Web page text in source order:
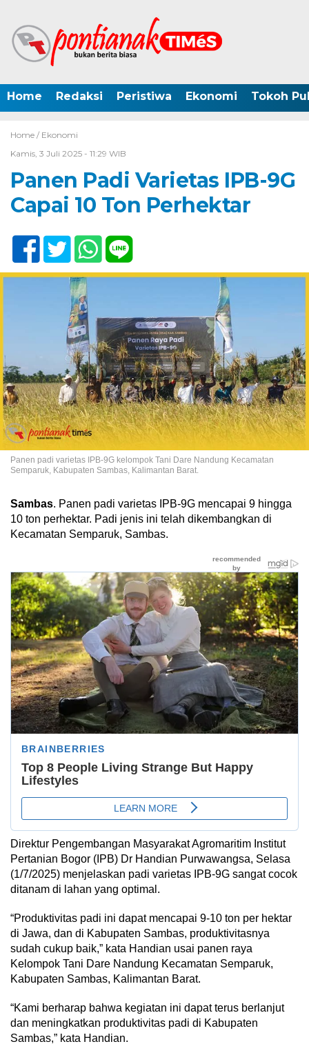
Home Redaksi Peristiwa Ekonomi Tokoh
Home / Ekonomi
Kamis, 3 Juli 2025 - 11:29 WIB
Panen Padi Varietas IPB-9G
Capai 10 Ton Perhektar
Panen padi varietas IPB-9G kelompok Tani Dare Nandung Kecamatan
Semparuk, Kabupaten Sambas, Kalimantan Barat.
Sambas. Panen padi varietas IPB-9G mencapai 9 hingga
10 ton perhektar. Padi jenis ini telah dikembangkan di
Kecamatan Semparuk, Sambas.
Direktur Pengembangan Masyarakat Agromaritim Institut
Pertanian Bogor (IPB) Dr Handian Purwawangsa, Selasa
(1/7/2025) menjelaskan padi varietas IPB-9G sangat cocok
ditanam di lahan yang optimal.
“Produktivitas padi ini dapat mencapai 9-10 ton per hektar
di Jawa, dan di Kabupaten Sambas, produktivitasnya
sudah cukup baik,” kata Handian usai panen raya
Kelompok Tani Dare Nandung Kecamatan Semparuk,
Kabupaten Sambas, Kalimantan Barat.
“Kami berharap bahwa kegiatan ini dapat terus berlanjut
dan meningkatkan produktivitas padi di Kabupaten
Sambas,” kata Handian.